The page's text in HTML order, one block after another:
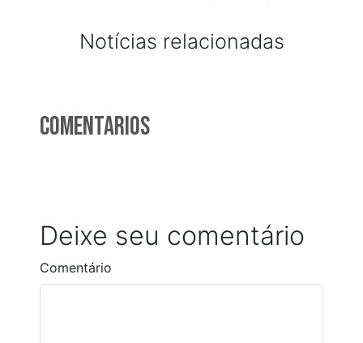
Notícias relacionadas
Comentarios
Deixe seu comentário
Comentário